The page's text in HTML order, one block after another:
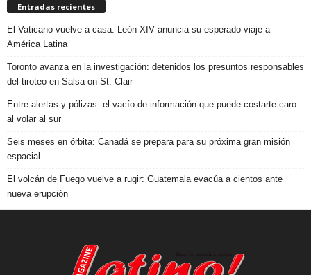
Entradas recientes
El Vaticano vuelve a casa: León XIV anuncia su esperado viaje a
América Latina
Toronto avanza en la investigación: detenidos los presuntos responsables
del tiroteo en Salsa on St. Clair
Entre alertas y pólizas: el vacío de información que puede costarte caro
al volar al sur
Seis meses en órbita: Canadá se prepara para su próxima gran misión
espacial
El volcán de Fuego vuelve a rugir: Guatemala evacúa a cientos ante
nueva erupción